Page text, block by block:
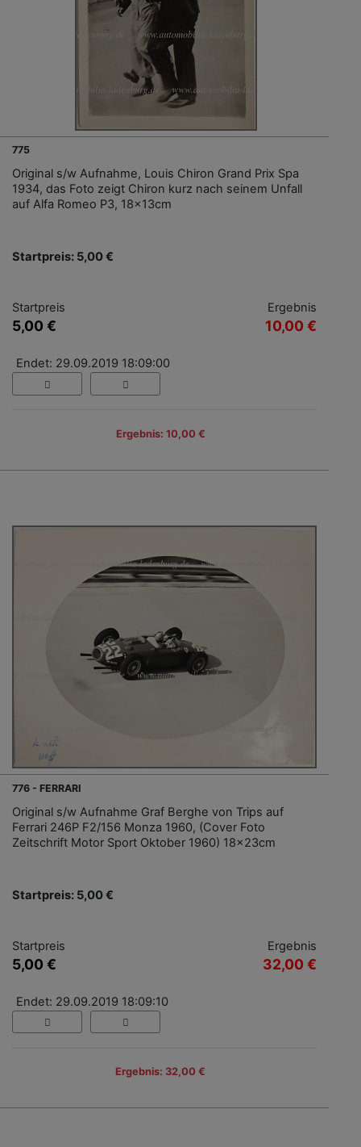
775
Original s/w Aufnahme, Louis Chiron Grand Prix Spa
1934, das Foto zeigt Chiron kurz nach seinem Unfall
auf Alfa Romeo P3, 18x13cm
Startpreis: 5,00 €
Startpreis
5,00 €
Ergebnis
10,00 €
Endet: 29.09.2019 18:09:00
Ergebnis: 10,00 €
776 - FERRARI
Original s/w Aufnahme Graf Berghe von Trips auf
Ferrari 246P F2/156 Monza 1960, (Cover Foto
Zeitschrift Motor Sport Oktober 1960) 18x23cm
Startpreis: 5,00 €
Startpreis
5,00 €
Ergebnis
32,00 €
Endet: 29.09.2019 18:09:10
Ergebnis: 32,00 €